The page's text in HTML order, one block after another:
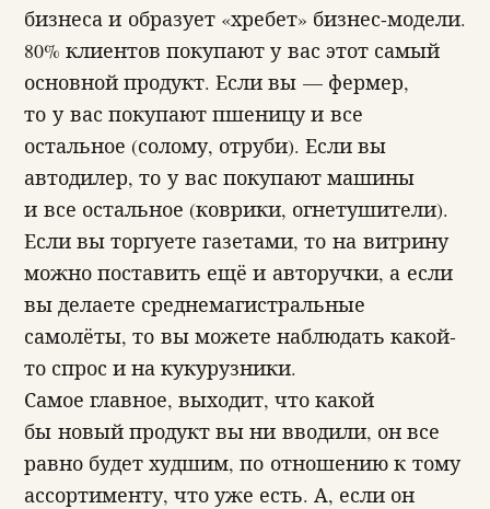
бизнеса и образует «хребет» бизнес-модели.
80% клиентов покупают у вас этот самый
основной продукт. Если вы — фермер,
то у вас покупают пшеницу и все
остальное (солому, отруби). Если вы
автодилер, то у вас покупают машины
и все остальное (коврики, огнетушители).
Если вы торгуете газетами, то на витрину
можно поставить ещё и авторучки, а если
вы делаете среднемагистральные
самолёты, то вы можете наблюдать какой-
то спрос и на кукурузники.
Самое главное, выходит, что какой
бы новый продукт вы ни вводили, он все
равно будет худшим, по отношению к тому
ассортименту, что уже есть. А, если он